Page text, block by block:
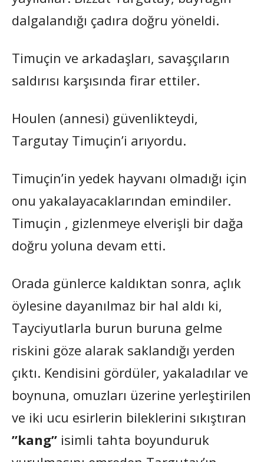
dalgalandığı çadıra doğru yöneldi.
Timuçin ve arkadaşları, savaşçıların
saldırısı karşısında firar ettiler.
Houlen (annesi) güvenlikteydi,
Targutay Timuçin’i arıyordu.
Timuçin’in yedek hayvanı olmadığı için
onu yakalayacaklarından emindiler.
Timuçin , gizlenmeye elverişli bir dağa
doğru yoluna devam etti.
Orada günlerce kaldıktan sonra, açlık
öylesine dayanılmaz bir hal aldı ki,
Tayciyutlarla burun buruna gelme
riskini göze alarak saklandığı yerden
çıktı. Kendisini gördüler, yakaladılar ve
boynuna, omuzları üzerine yerleştirilen
ve iki ucu esirlerin bileklerini sıkıştıran
”kang” isimli tahta boyunduruk